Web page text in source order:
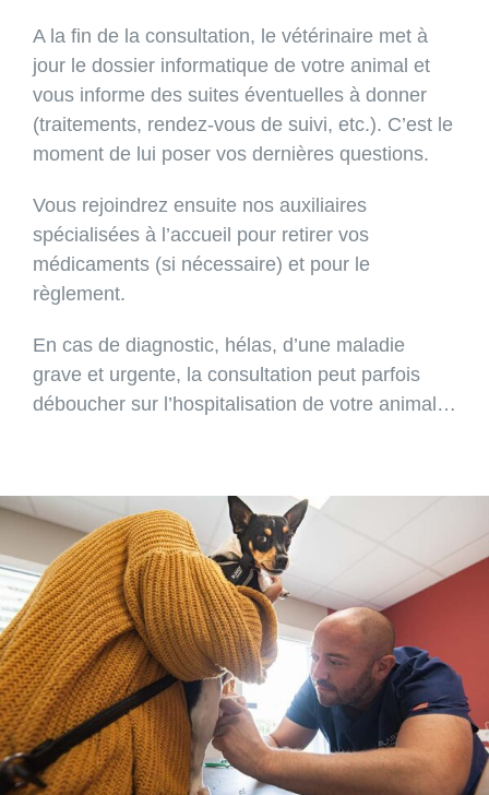
A la fin de la consultation, le vétérinaire met à
jour le dossier informatique de votre animal et
vous informe des suites éventuelles à donner
(traitements, rendez-vous de suivi, etc.). C’est le
moment de lui poser vos dernières questions.
Vous rejoindrez ensuite nos auxiliaires
spécialisées à l’accueil pour retirer vos
médicaments (si nécessaire) et pour le
règlement.
En cas de diagnostic, hélas, d’une maladie
grave et urgente, la consultation peut parfois
déboucher sur l’hospitalisation de votre animal…